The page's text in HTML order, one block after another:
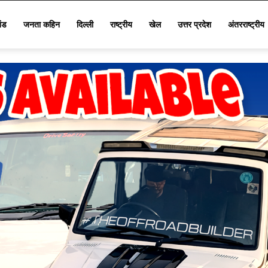
जनता कहिन दिल्ली राष्ट्रीय खेल उत्तर प्रदेश अंतरराष्ट्रीय